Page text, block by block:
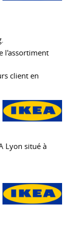
l'assortiment
client en
Lyon situé à